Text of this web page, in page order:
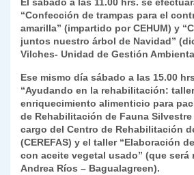
El sábado a las 11.00 hrs. se
“Confección de trampas para el
amarilla” (impartido por CEHUM) y
juntos nuestro árbol de Navidad”
Vilches- Unidad de Gestión
Ese mismo día sábado a las 15.00
“Ayudando en la rehabilitación:
enriquecimiento alimenticio para
de Rehabilitación de Fauna Silvestre
cargo del Centro de Rehabilitación
(CEREFAS) y el taller “Elaboración
con aceite vegetal usado” (que será
Andrea Ríos – Bagualagreen).